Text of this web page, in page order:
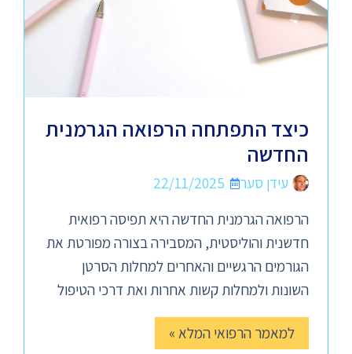
כיצד התפתחה הרפואה הגרמנית
החדשה
עידן סער
22/11/2025
הרפואה הגרמנית החדשה היא תפיסה רפואית
חדשנית והוליסטית, המסבירה בצורה מפורטת את
הגורמים הרגשיים והאחרים למחלות הסרטן
השונות ולמחלות קשות אחרות ואת דרכי הטיפול
למאמר הרפואי המלא »